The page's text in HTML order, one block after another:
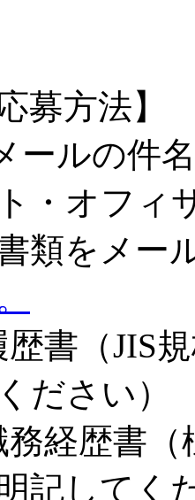
募方法】
ールの件
・オフィ
類をメー
歴書（JIS
ださい）
務経歴書
記してく